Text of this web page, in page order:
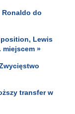
Ronaldo do
position, Lewis
miejscem »
transfer w